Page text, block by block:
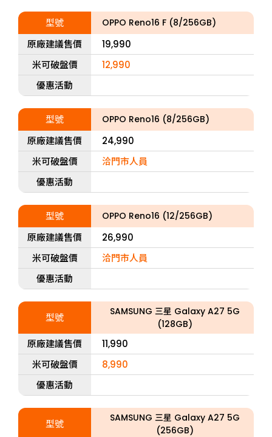
型號 OPPO Reno16 F (8/256GB)
原廠建議售價
19,990
米可破盤價
12,990
優惠活動
型號 OPPO Reno16 (8/256GB)
原廠建議售價
24,990
米可破盤價
洽門市人員
優惠活動
型號 OPPO Reno16 (12/256GB)
原廠建議售價
26,990
米可破盤價
洽門市人員
優惠活動
型號
SAMSUNG 三星 Galaxy A27 5G
(128GB)
原廠建議售價
11,990
米可破盤價
8,990
優惠活動
型號
SAMSUNG 三星 Galaxy A27 5G
(256GB)